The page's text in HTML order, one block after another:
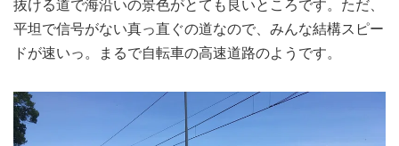
抜ける道で海沿いの景色がとても良いところです。ただ、
平坦で信号がない真っ直ぐの道なので、みんな結構スピー
ドが速いっ。まるで自転車の高速道路のようです。